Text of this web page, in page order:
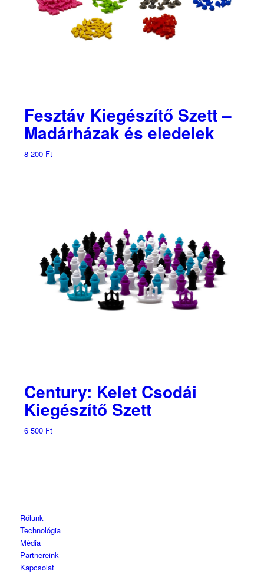
Fesztáv Kiegészítő Szett –
Madárházak és eledelek
8 200 Ft
Century: Kelet Csodái
Kiegészítő Szett
6 500 Ft
Rólunk
Technológia
Média
Partnereink
Kapcsolat